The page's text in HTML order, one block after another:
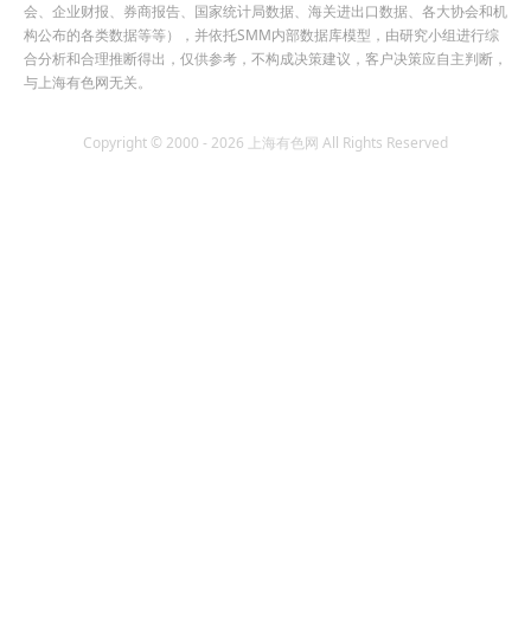
会、企业财报、券商报告、国家统计局数据、海关进出口数据、各大协会和机
构公布的各类数据等等），并依托SMM内部数据库模型，由研究小组进行综
合分析和合理推断得出，仅供参考，不构成决策建议，客户决策应自主判断，
与上海有色网无关。
Copyright © 2000 - 2026 上海有色网 All Rights Reserved